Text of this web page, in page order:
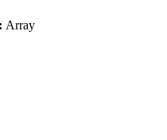
Array